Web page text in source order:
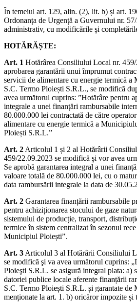
În temeiul art. 129, alin. (2), lit. b) și art.
Ordonanța de Urgență a Guvernului nr.
administrativ, cu modificările și
HOTĂRĂȘTE:
Art. 1 Hotărârea Consiliului Local nr.
aprobarea garantării unui împrumut
servicii de alimentare cu energie termică
S.C. Termo Ploiești S.R.L., se modifică
avea următorul cuprins: ”Hotărâre pentru
integrale a unei finanțări rambursabile
80.000.000 lei contractată de către
alimentare cu energie termică a
Ploiești S.R.L.”
Art. 2Articolul 1 și 2 al Hotărârii
459/22.09.2023 se modifică și vor avea
Se aprobă garantarea integral a unei
valoare totală de 80.000.000 lei, cu o
data rambursării integrale la data de
Art. 2 Garantarea finanțării rambursabile
pentru achiziționarea stocului de gaze
sistemului de producție, transport,
termice în sistem centralizat în sezonul
Municipiul Ploiești”.
Art. 3Articolul 3 al Hotărârii Consiliului
se modifică şi va avea următorul cuprins:
Ploieşti S.R.L. se asigură integral plata: a)
datoriei publice locale aferente finanțării
S.C. Termo Ploiești S.R.L. și garantate
menționate la art. 1. b) oricăror impozite și